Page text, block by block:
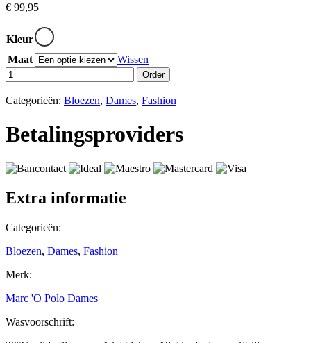
€ 99,95
Kleur
Maat
Wissen
Order
Categorieën: Bloezen, Dames, Fashion
Betalingsproviders
Extra informatie
Categorieën:
Bloezen, Dames, Fashion
Merk:
Marc 'O Polo Dames
Wasvoorschrift: